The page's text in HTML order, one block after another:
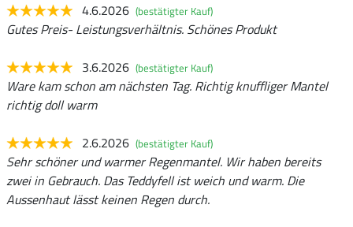
4.6.2026 (bestätigter Kauf)
Gutes Preis- Leistungsverhältnis. Schönes Produkt
3.6.2026 (bestätigter Kauf)
Ware kam schon am nächsten Tag. Richtig knuffliger Mantel
richtig doll warm
2.6.2026 (bestätigter Kauf)
Sehr schöner und warmer Regenmantel. Wir haben bereits
zwei in Gebrauch. Das Teddyfell ist weich und warm. Die
Aussenhaut lässt keinen Regen durch.